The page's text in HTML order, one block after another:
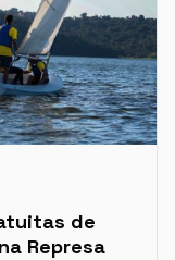
de
Represa